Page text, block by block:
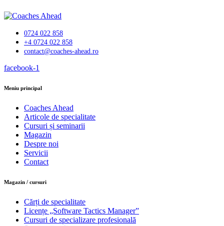
0724 022 858
+4 0724 022 858
contact@coaches-ahead.ro
facebook-1
Meniu principal
Coaches Ahead
Articole de specialitate
Cursuri și seminarii
Magazin
Despre noi
Servicii
Contact
Magazin / cursuri
Cărți de specialitate
Licențe „Software Tactics Manager”
Cursuri de specializare profesională